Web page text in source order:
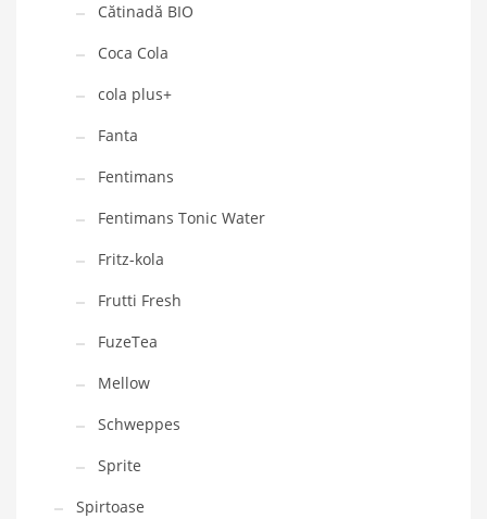
Cătinadă BIO
Coca Cola
cola plus+
Fanta
Fentimans
Fentimans Tonic Water
Fritz-kola
Frutti Fresh
FuzeTea
Mellow
Schweppes
Sprite
Spirtoase